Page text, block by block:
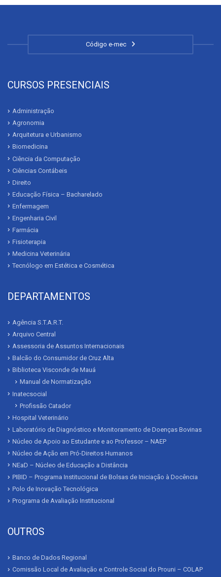
Código e-mec
CURSOS PRESENCIAIS
Administração
Agronomia
Arquitetura e Urbanismo
Biomedicina
Ciência da Computação
Ciências Contábeis
Direito
Educação Física – Bacharelado
Enfermagem
Engenharia Civil
Farmácia
Fisioterapia
Medicina Veterinária
Tecnólogo em Estética e Cosmética
DEPARTAMENTOS
Agência S.T.A.R.T.
Arquivo Central
Assessoria de Assuntos Internacionais
Balcão do Consumidor de Cruz Alta
Biblioteca Visconde de Mauá
Manual de Normatização
Inatecsocial
Profissão Catador
Hospital Veterinário
Laboratório de Diagnóstico e Monitoramento de Doenças Bovinas
Núcleo de Apoio ao Estudante e ao Professor – NAEP
Núcleo de Ação em Pró-Direitos Humanos
NEaD – Núcleo de Educação a Distância
PIBID – Programa Institucional de Bolsas de Iniciação à Docência
Polo de Inovação Tecnológica
Programa de Avaliação Institucional
OUTROS
Banco de Dados Regional
Comissão Local de Avaliação e Controle Social do Prouni – COLAP